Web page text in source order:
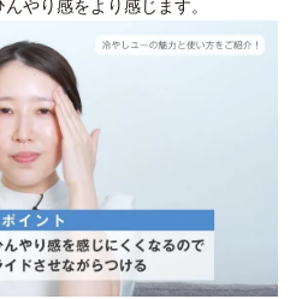
やり感をより感じます。